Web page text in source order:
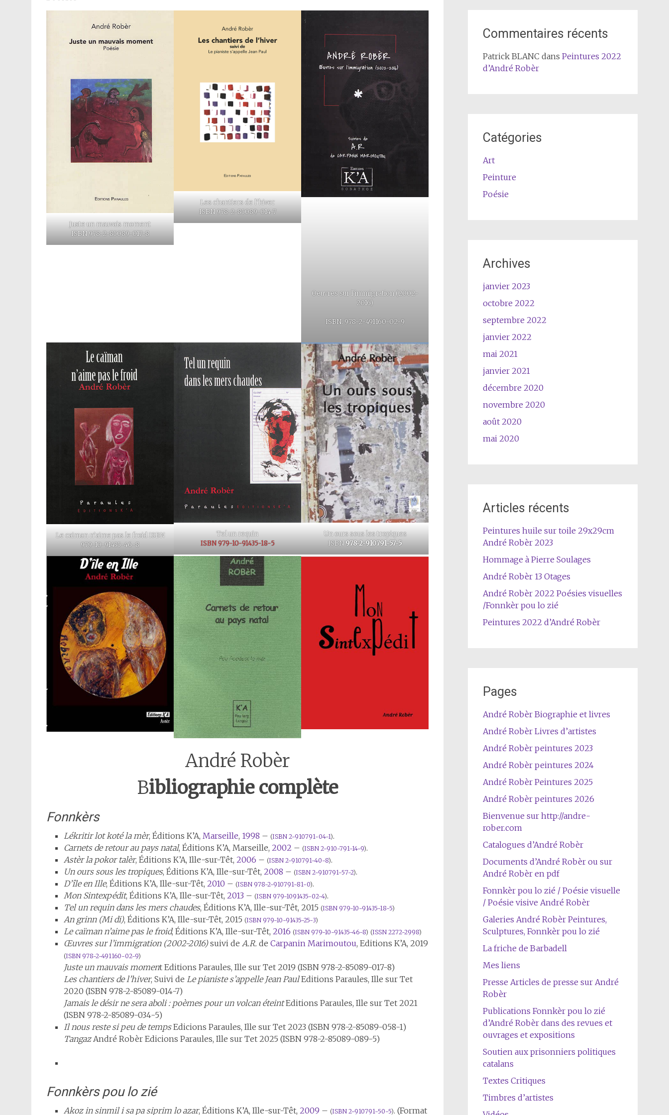
Juste un mauvais moment
ISBN 978-2-85089-017-8
Les chantiers de l’hiver
ISBN 978-2-85089-014-7
Oeuvres sur l’immigration (2002-
2016)
ISBN. 978-2-491160-02-9
Le caiman n’aime pas le froid ISBN
979-10-91435-46-8
Tel un requin
ISBN 979-10-91435-18-5
Un ours sous les tropiques
ISBN978-2-910791-57-5
André Robèr
Bibliographie complète
Fonnkèrs
Lékritir lot koté la mèr, Éditions K’A, Marseille, 1998 – (ISBN 2-910791-04-1).
Carnets de retour au pays natal, Éditions K’A, Marseille, 2002 – (ISBN 2-910-791-14-9).
Astèr la pokor talèr, Éditions K’A, Ille-sur-Têt, 2006 – (ISBN 2-910791-40-8).
Un ours sous les tropiques, Éditions K’A, Ille-sur-Têt, 2008 – (ISBN 2-910791-57-2).
D’île en Ille, Éditions K’A, Ille-sur-Têt, 2010 – (ISBN 978-2-910791-81-0).
Mon Sintexpédit, Éditions K’A, Ille-sur-Têt, 2013 – (ISBN 979-1091435-02-4).
Tel un requin dans les mers chaudes, Éditions K’A, Ille-sur-Têt, 2015 (ISBN 979-10-91435-18-5)
An grinn (Mi di), Éditions K’A, Ille-sur-Têt, 2015 (ISBN 979-10-91435-25-3)
Le caïman n’aime pas le froid, Éditions K’A, Ille-sur-Têt, 2016 (ISBN 979-10-91435-46-8) (ISSN 2272-2998)
Œuvres sur l’immigration (2002-2016)suivi de A.R. de Carpanin Marimoutou, Editions K’A, 2019
(ISBN 978-2-491160-02-9)
Juste un mauvais moment Editions Paraules, Ille sur Tet 2019 (ISBN 978-2-85089-017-8)
Les chantiers de l’hiver, Suivi de Le pianiste s’appelle Jean PaulEditions Paraules, Ille sur Tet
2020 (ISBN 978-2-85089-014-7)
Jamais le désir ne sera aboli : poèmes pour un volcan éteintEditions Paraules, Ille sur Tet 2021
(ISBN 978-2-85089-034-5)
Il nous reste si peu de tempsEdicions Paraules, Ille sur Tet 2023 (ISBN 978-2-85089-058-1)
TangazAndré Robèr Edicions Paraules, Ille sur Tet 2025 (ISBN 978-2-85089-089-5)
Fonnkèrs pou lo zié
Akoz in sinmil i sa pa siprim lo azar, Éditions K’A, Ille-sur-Têt, 2009 – (ISBN 2-910791-50-5). (Format
Commentaires récents
Patrick BLANC dans Peintures 2022
d’André Robèr
Catégories
Art
Peinture
Poésie
Archives
janvier 2023
octobre 2022
septembre 2022
janvier 2022
mai 2021
janvier 2021
décembre 2020
novembre 2020
août 2020
mai 2020
Articles récents
Peintures huile sur toile 29x29cm
André Robèr 2023
Hommage à Pierre Soulages
André Robèr 13 Otages
André Robèr 2022 Poésies visuelles
/Fonnkèr pou lo zié
Peintures 2022 d’André Robèr
Pages
André Robèr Biographie et livres
André Robèr Livres d’artistes
André Robèr peintures 2023
André Robèr peintures 2024
André Robèr Peintures 2025
André Robèr peintures 2026
Bienvenue sur http://andre-
rober.com
Catalogues d’André Robèr
Documents d’André Robèr ou sur
André Robèr en pdf
Fonnkèr pou lo zié / Poésie visuelle
/ Poésie visive André Robèr
Galeries André Robèr Peintures,
Sculptures, Fonnkèr pou lo zié
La friche de Barbadell
Mes liens
Presse Articles de presse sur André
Robèr
Publications Fonnkèr pou lo zié
d’André Robèr dans des revues et
ouvrages et expositions
Soutien aux prisonniers politiques
catalans
Textes Critiques
Timbres d’artistes